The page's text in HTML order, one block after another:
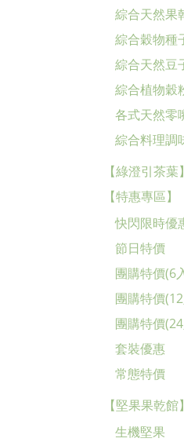
綜合天然果
綜合穀物種
綜合天然豆
綜合植物穀
各式天然零
綜合料理調
【綠澄引茶葉】
【特惠專區】
快閃限時優
節日特價
團購特價(6
團購特價
團購特價
套裝優惠
常態特價
【堅果果乾館】
生機堅果